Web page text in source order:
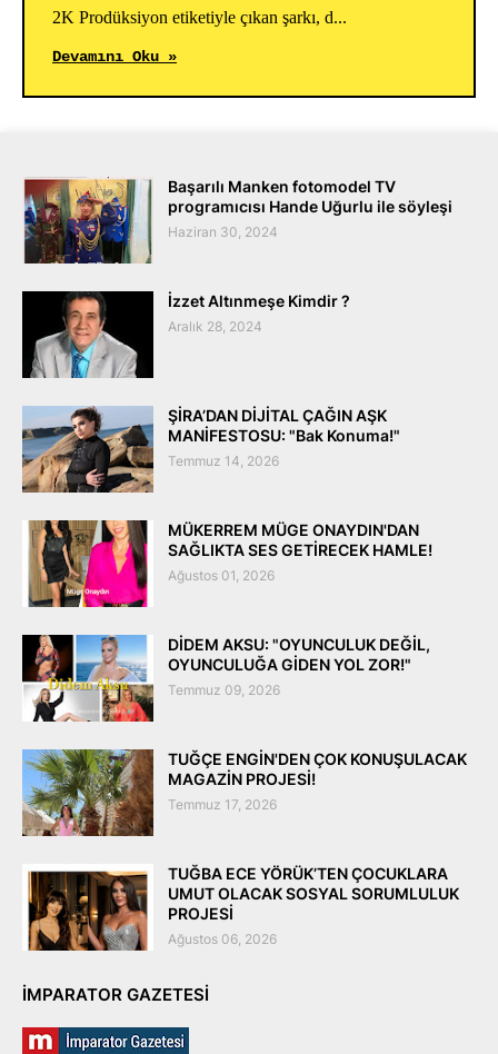
2K Prodüksiyon etiketiyle çıkan şarkı, d...
Devamını Oku »
Başarılı Manken fotomodel TV
programıcısı Hande Uğurlu ile söyleşi
Haziran 30, 2024
İzzet Altınmeşe Kimdir ?
Aralık 28, 2024
ŞİRA’DAN DİJİTAL ÇAĞIN AŞK
MANİFESTOSU: "Bak Konuma!"
Temmuz 14, 2026
MÜKERREM MÜGE ONAYDIN'DAN
SAĞLIKTA SES GETİRECEK HAMLE!
Ağustos 01, 2026
DİDEM AKSU: "OYUNCULUK DEĞİL,
OYUNCULUĞA GİDEN YOL ZOR!"
Temmuz 09, 2026
TUĞÇE ENGİN'DEN ÇOK KONUŞULACAK
MAGAZİN PROJESİ!
Temmuz 17, 2026
TUĞBA ECE YÖRÜK’TEN ÇOCUKLARA
UMUT OLACAK SOSYAL SORUMLULUK
PROJESİ
Ağustos 06, 2026
IMPARATOR GAZETESI